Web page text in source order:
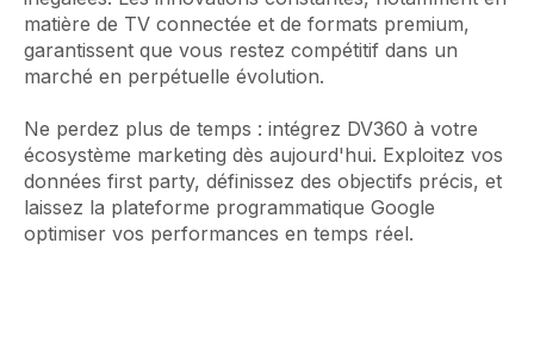
matière de TV connectée et de formats premium,
garantissent que vous restez compétitif dans un
marché en perpétuelle évolution.
Ne perdez plus de temps : intégrez DV360 à votre
écosystème marketing dès aujourd'hui. Exploitez vos
données first party, définissez des objectifs précis, et
laissez la plateforme programmatique Google
optimiser vos performances en temps réel.